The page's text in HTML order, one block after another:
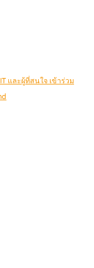
และผู้ที่สนใจ เข้าร่วม